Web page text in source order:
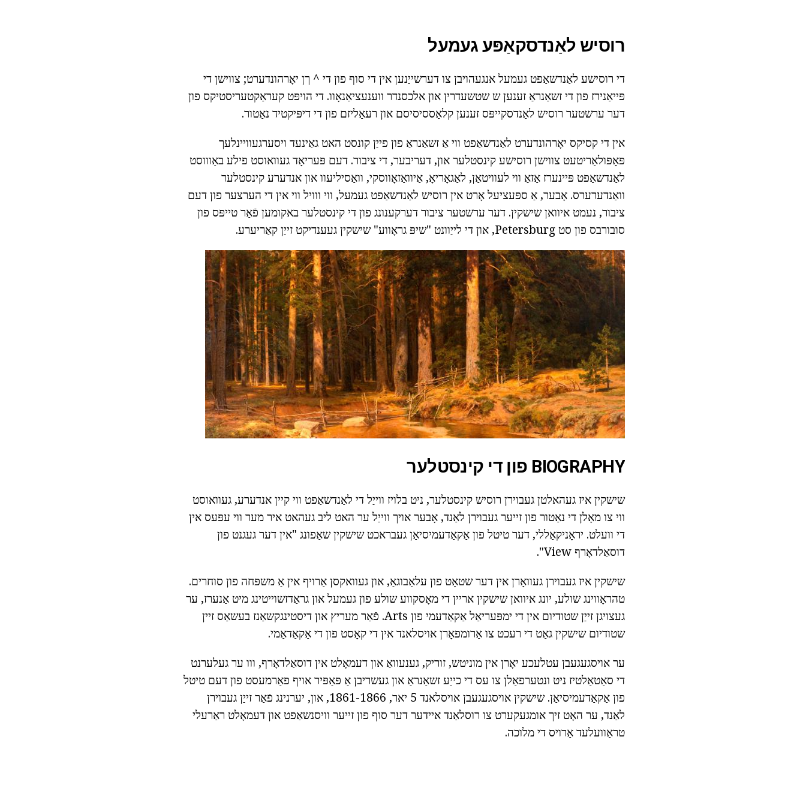
רוסיש לאַנדסקאַפּע געמעל
די רוסישע לאַנדשאַפט געמעל אנגעהויבן צו דערשייַנען אין די סוף פון די ^ ךן יאָרהונדערט; צווישן די
פּייאַנירז פון די זשאַנראַ זענען ש שטשעדרין און אלכסנדר ווענעציאַנאָוו. די הויפּט קעראַקטעריסטיקס פון
דער ערשטער רוסיש לאַנדסקייפּס זענען קלאַססיסיסם און רעאַליזם פון די דיפּיקטיד נאַטור.
אין די קסיקס יאָרהונדערט לאַנדשאַפט ווי אַ זשאַנראַ פון פייַן קונסט האט גאַינעד ויסערגעוויינלעך
פּאָפּולאַריטעט צווישן רוסישע קינסטלער און, דעריבער, די ציבור. דעם פּעריאָד געוואוסט פילע באַוווסט
לאַנדשאַפט פּיינערז אַזאַ ווי לעוויטאַן, לאַגאָריאָ, אַיוואַזאָווסקי, וואַסיליעוו און אנדערע קינסטלער
וואַנדערערס. אָבער, אַ ספּעציעל אָרט אין רוסיש לאַנדשאַפט געמעל, ווי ווויל ווי אין די הערצער פון דעם
ציבור, נעמט איוואן שישקין. דער ערשטער ציבור דערקענונג פון די קינסטלער באקומען פֿאַר טייפּס פון
סובורבס פון סט Petersburg, און די לייַוונט "שיפּ גראָווע" שישקין געענדיקט זייַן קאַריערע.
BIOGRAPHY פון די קינסטלער
שישקין איז געהאלטן געבוירן רוסיש קינסטלער, ניט בלויז ווייַל די לאַנדשאַפט ווי קיין אנדערע, געוואוסט
ווי צו מאָלן די נאַטור פון זייער געבוירן לאַנד, אָבער אויך ווייַל ער האט ליב געהאט איר מער ווי עפּעס אין
די וועלט. יראָניקאַללי, דער טיטל פון אַקאַדעמיסיאַן געבראכט שישקין שאַפונג "אין דער געגנט פון
דוסאַלדאָרף View".
שישקין איז געבוירן געוואָרן אין דער שטאָט פון עלאַבוגאַ, און געוואקסן אַרויף אין אַ משפּחה פון סוחרים.
טהראָווינג שולע, יונג איוואן שישקין אריין די מאָסקווע שולע פון געמעל און גראַדזשוייטינג מיט אַנערז, ער
געצויגן זייַן שטודיום אין די ימפּעריאַל אַקאַדעמי פון Arts. פֿאַר מעריץ און דיסטינגקשאַנז בעשאַס זיין
שטודיום שישקין גאַט די רעכט צו אַרומפאָרן אויסלאנד אין די קאָסט פון די אַקאַדאַמי.
ער אויסגעגעבן עטלעכע יאָרן אין מוניטש, זוריק, גענעוואַ און דעמאָלט אין דוסאַלדאָרף, ווו ער געלערנט
די סאַטאַלטיז ניט ונטערפאַלן צו עס די כייַע זשאַנראַ און געשריבן אַ פּאַפּיר אויף פאַרמעסט פון דעם טיטל
פון אַקאַדעמיסיאַן. שישקין אויסגעגעבן אויסלאנד 5 יאר, 1861-1866, און, יערנינג פֿאַר זייַן געבוירן
לאַנד, ער האָט זיך אומגעקערט צו רוסלאַנד איידער דער סוף פון זייער וויסנשאַפט און דעמאָלט ראַרעלי
טראַוועלעד אַרויס די מלוכה.